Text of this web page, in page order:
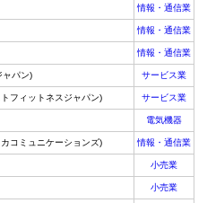
情報・通信業
情報・通信業
情報・通信業
パン) サービス業
フィットネスジャパン) サービス業
電気機器
コミュニケーションズ) 情報・通信業
小売業
小売業